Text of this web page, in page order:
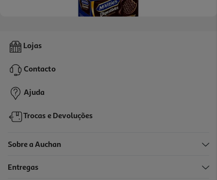
Bolachas Digestivas Mcvitie's Chocolate Negro 200 G
3,69 €
Lojas
Contacto
Ajuda
Trocas e Devoluções
Sobre a Auchan
Entregas